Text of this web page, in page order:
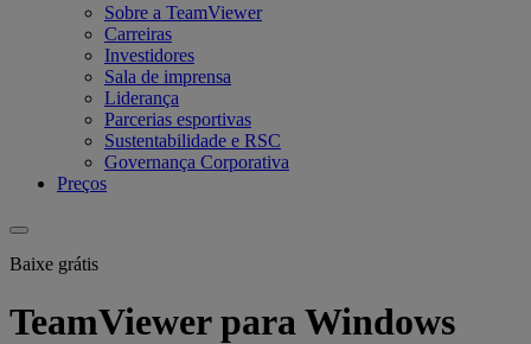
Sobre a TeamViewer
Carreiras
Investidores
Sala de imprensa
Liderança
Parcerias esportivas
Sustentabilidade e RSC
Governança Corporativa
Preços
Baixe grátis
TeamViewer para Windows